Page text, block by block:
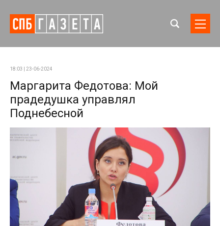
18:03 | 23-06-2024
Маргарита Федотова: Мой
прадедушка управлял
Поднебесной